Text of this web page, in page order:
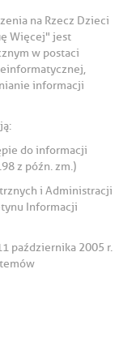
na Rzecz Dzieci
Więcej" jest
w postaci
informacji
do informacji
z późn. zm.)
i Administracji
Informacji
października 2005 r.